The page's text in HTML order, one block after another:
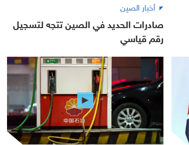
أخبار الصين
صادرات الحديد في الصين تتجه لتسجيل
رقم قياسي